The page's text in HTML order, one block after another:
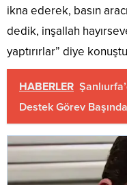
ikna ederek, basın
dedik, inşallah
yaptırırlar” diye
HABERLER
Destek Görev